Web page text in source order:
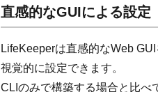
直感的なGUIによる設定
LifeKeeperは直感的なWeb
視覚的に設定できます。
CLIのみで構築する場合と比べ